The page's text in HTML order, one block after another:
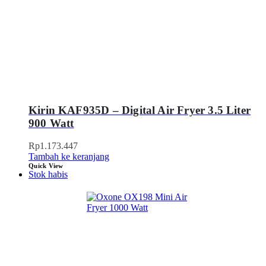
Kirin KAF935D – Digital Air Fryer 3.5 Liter
900 Watt
Rp1.173.447
Tambah ke keranjang
Quick View
Stok habis